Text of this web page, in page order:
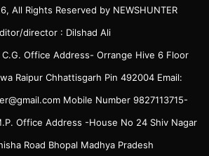
All Rights Reserved by NEWSHUNTER
director : Dilshad Ali
Office Address- Orrange Hive 6 Floor
Raipur Chhattisgarh Pin 492004 Email:
Mobile Number 9827113715-
Office Address -House No 24 Shiv Nagar
Road Bhopal Madhya Pradesh